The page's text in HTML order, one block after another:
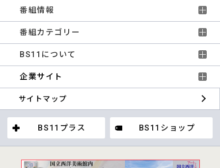
番組情報
番組カテゴリー
BS11について
企業サイト
サイトマップ
BS11プラス BS11ショップ